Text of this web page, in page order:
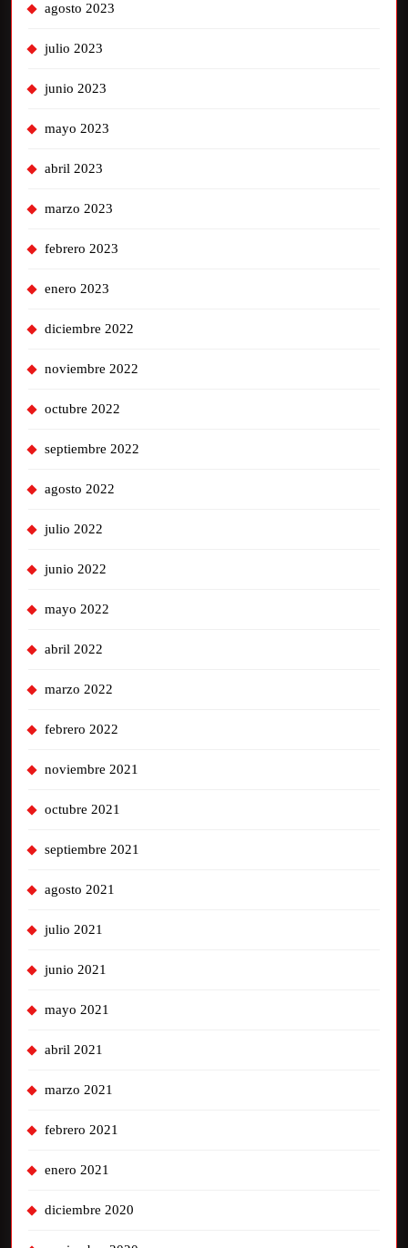
agosto 2023
julio 2023
junio 2023
mayo 2023
abril 2023
marzo 2023
febrero 2023
enero 2023
diciembre 2022
noviembre 2022
octubre 2022
septiembre 2022
agosto 2022
julio 2022
junio 2022
mayo 2022
abril 2022
marzo 2022
febrero 2022
noviembre 2021
octubre 2021
septiembre 2021
agosto 2021
julio 2021
junio 2021
mayo 2021
abril 2021
marzo 2021
febrero 2021
enero 2021
diciembre 2020